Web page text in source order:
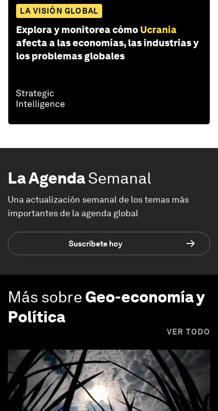
LA VISIÓN GLOBAL
Explora y monitorea cómo Ucrania
afecta a las economías, las industrias y
los problemas globales
La AgendaSemanal
Una actualización semanal de los temas más
importantes de la agenda global
Suscríbete hoy
Más sobre Geo-economía y
Política
VER TODO